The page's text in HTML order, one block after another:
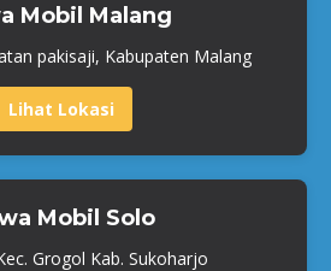
Mobil Malang
pakisaji, Kabupaten Malang
Lihat Lokasi
Mobil Solo
Grogol Kab. Sukoharjo